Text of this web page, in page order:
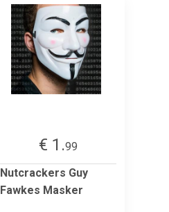
€ 1.99
Nutcrackers Guy
Fawkes Masker